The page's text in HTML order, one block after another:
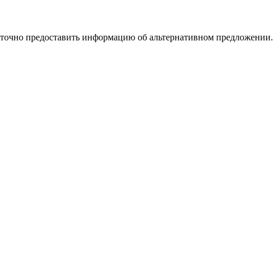
предоставить информацию об альтернативном предложении.